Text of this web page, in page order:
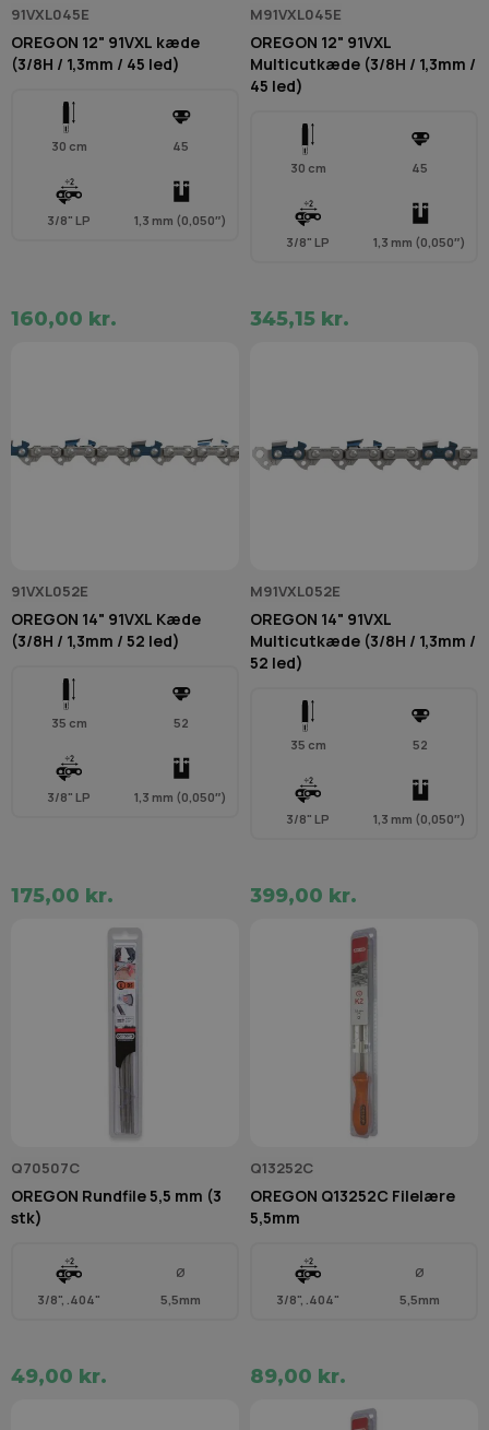
91VXL045E
OREGON 12" 91VXL kæde
(3/8H / 1,3mm / 45 led)
30 cm 45
3/8" LP 1,3 mm (0,050″)
160,00 kr.
M91VXL045E
OREGON 12" 91VXL
Multicutkæde (3/8H / 1,3mm /
45 led)
30 cm 45
3/8" LP 1,3 mm (0,050″)
345,15 kr.
91VXL052E
OREGON 14" 91VXL Kæde
(3/8H / 1,3mm / 52 led)
35 cm 52
3/8" LP 1,3 mm (0,050″)
175,00 kr.
M91VXL052E
OREGON 14" 91VXL
Multicutkæde (3/8H / 1,3mm /
52 led)
35 cm 52
3/8" LP 1,3 mm (0,050″)
399,00 kr.
Q70507C
OREGON Rundfile 5,5 mm (3
stk)
3/8", .404"
Ø
5,5mm
49,00 kr.
Q13252C
OREGON Q13252C Filelære
5,5mm
3/8", .404"
Ø
5,5mm
89,00 kr.